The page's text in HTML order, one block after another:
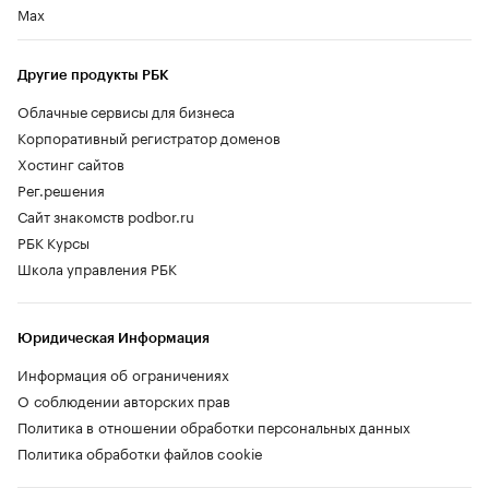
Max
Другие продукты РБК
Облачные сервисы для бизнеса
Корпоративный регистратор доменов
Хостинг сайтов
Рег.решения
Сайт знакомств podbor.ru
РБК Курсы
Школа управления РБК
Юридическая Информация
Информация об ограничениях
О соблюдении авторских прав
Политика в отношении обработки персональных данных
Политика обработки файлов cookie